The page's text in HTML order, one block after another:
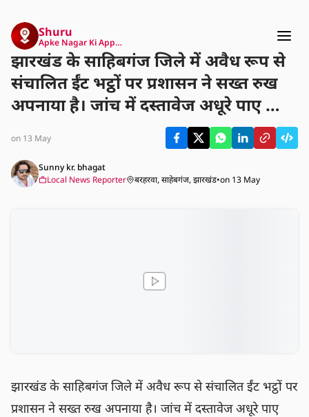
Shuru
Apke Nagar Ki App…
झारखंड के साहिबगंज जिले में अवैध रूप से
संचालित ईंट भट्ठों पर प्रशासन ने सख्त रुख
अपनाया है। जांच में दस्तावेज अधूरे पाए जाने
के बाद कई भट्ठा मालिकों को नोटिस जारी
किए गए हैं। इन भट्ठों पर जल्द ही कानूनी
कार्रवाई होने की संभावना है।
on 13 May
Sunny kr. bhagat
Local News Reporter
बरहरवा, साहेबगंज, झारखंड•on 13 May
झारखंड के साहिबगंज जिले में अवैध रूप से संचालित ईंट भट्ठों पर
प्रशासन ने सख्त रुख अपनाया है। जांच में दस्तावेज अधूरे पाए